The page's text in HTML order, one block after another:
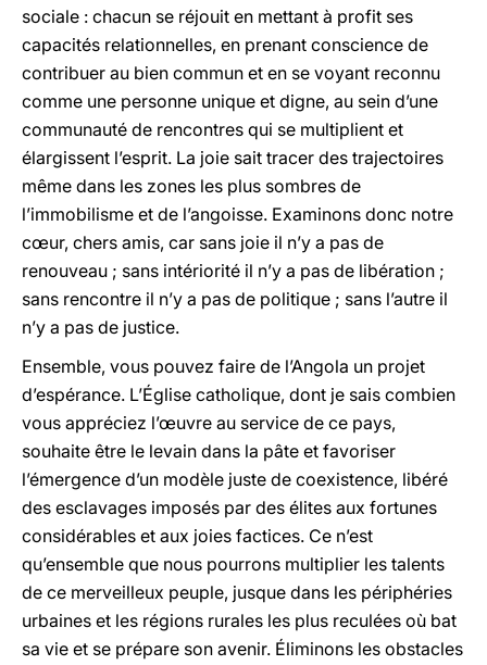
sociale : chacun se réjouit en mettant à profit ses
capacités relationnelles, en prenant conscience de
contribuer au bien commun et en se voyant reconnu
comme une personne unique et digne, au sein d’une
communauté de rencontres qui se multiplient et
élargissent l’esprit. La joie sait tracer des trajectoires
même dans les zones les plus sombres de
l’immobilisme et de l’angoisse. Examinons donc notre
cœur, chers amis, car sans joie il n’y a pas de
renouveau ; sans intériorité il n’y a pas de libération ;
sans rencontre il n’y a pas de politique ; sans l’autre il
n’y a pas de justice.
Ensemble, vous pouvez faire de l’Angola un projet
d’espérance. L’Église catholique, dont je sais combien
vous appréciez l’œuvre au service de ce pays,
souhaite être le levain dans la pâte et favoriser
l’émergence d’un modèle juste de coexistence, libéré
des esclavages imposés par des élites aux fortunes
considérables et aux joies factices. Ce n’est
qu’ensemble que nous pourrons multiplier les talents
de ce merveilleux peuple, jusque dans les périphéries
urbaines et les régions rurales les plus reculées où bat
sa vie et se prépare son avenir. Éliminons les obstacles